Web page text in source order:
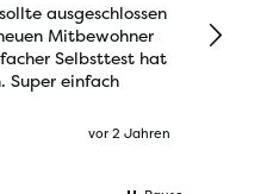
ausgeschlossen
Mitbewohner
Selbsttest hat
Super einfach
vor 2 Jahren